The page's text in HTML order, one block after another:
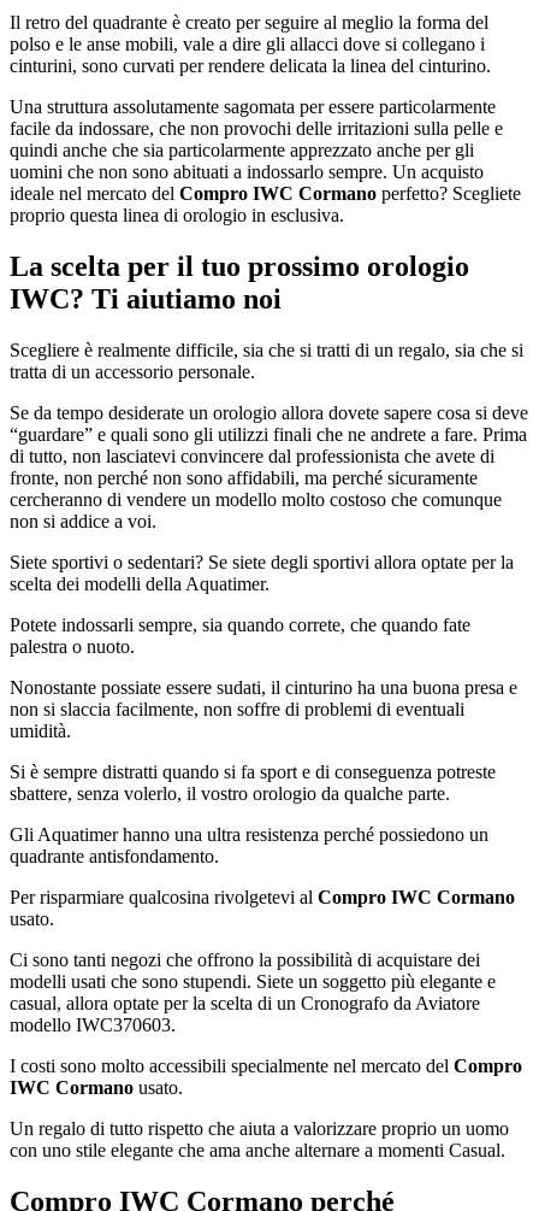
Il retro del quadrante è creato per seguire al meglio la forma del
polso e le anse mobili, vale a dire gli allacci dove si collegano i
cinturini, sono curvati per rendere delicata la linea del cinturino.
Una struttura assolutamente sagomata per essere particolarmente
facile da indossare, che non provochi delle irritazioni sulla pelle e
quindi anche che sia particolarmente apprezzato anche per gli
uomini che non sono abituati a indossarlo sempre. Un acquisto
ideale nel mercato del Compro IWC Cormano perfetto? Scegliete
proprio questa linea di orologio in esclusiva.
La scelta per il tuo prossimo orologio
IWC? Ti aiutiamo noi
Scegliere è realmente difficile, sia che si tratti di un regalo, sia che si
tratta di un accessorio personale.
Se da tempo desiderate un orologio allora dovete sapere cosa si deve
“guardare” e quali sono gli utilizzi finali che ne andrete a fare. Prima
di tutto, non lasciatevi convincere dal professionista che avete di
fronte, non perché non sono affidabili, ma perché sicuramente
cercheranno di vendere un modello molto costoso che comunque
non si addice a voi.
Siete sportivi o sedentari? Se siete degli sportivi allora optate per la
scelta dei modelli della Aquatimer.
Potete indossarli sempre, sia quando correte, che quando fate
palestra o nuoto.
Nonostante possiate essere sudati, il cinturino ha una buona presa e
non si slaccia facilmente, non soffre di problemi di eventuali
umidità.
Si è sempre distratti quando si fa sport e di conseguenza potreste
sbattere, senza volerlo, il vostro orologio da qualche parte.
Gli Aquatimer hanno una ultra resistenza perché possiedono un
quadrante antisfondamento.
Per risparmiare qualcosina rivolgetevi al Compro IWC Cormano
usato.
Ci sono tanti negozi che offrono la possibilità di acquistare dei
modelli usati che sono stupendi. Siete un soggetto più elegante e
casual, allora optate per la scelta di un Cronografo da Aviatore
modello IWC370603.
I costi sono molto accessibili specialmente nel mercato del Compro
IWC Cormano usato.
Un regalo di tutto rispetto che aiuta a valorizzare proprio un uomo
con uno stile elegante che ama anche alternare a momenti Casual.
Compro IWC Cormano perché